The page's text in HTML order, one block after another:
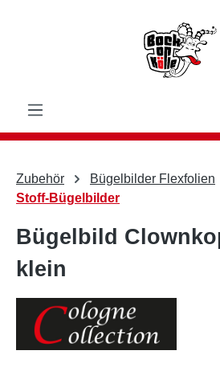
Zubehör
Bügelbilder Flexfolien
Stoff-Bügelbilder
Bügelbild
klein